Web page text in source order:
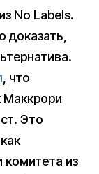
No Labels.
доказать,
, что
Маккрори
Это
комитета из